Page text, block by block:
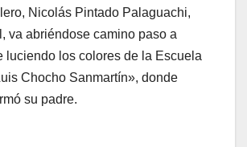
Nicolás Pintado Palaguachi,
va abriéndose camino paso a
luciendo los colores de la Escuela
Chocho Sanmartín», donde
su padre.